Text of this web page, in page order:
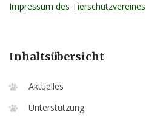
Impressum des Tierschutzvereines
Inhaltsübersicht
Aktuelles
Unterstützung